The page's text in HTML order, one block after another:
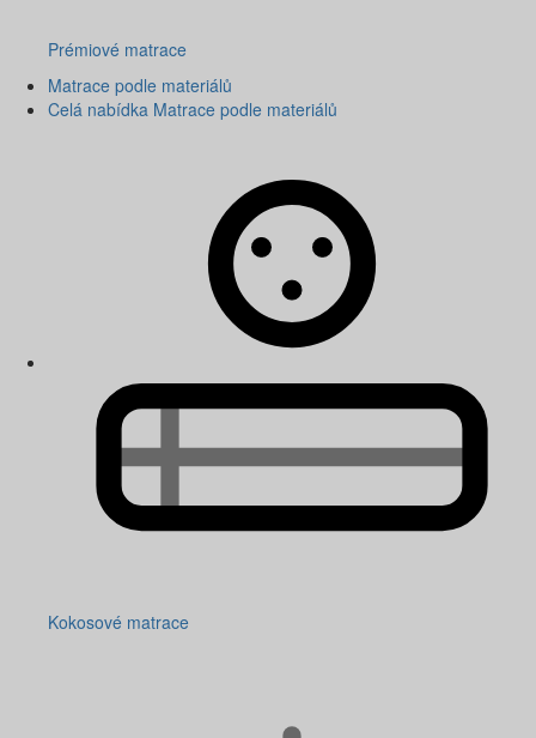
Prémiové matrace
Matrace podle materiálů
Celá nabídka Matrace podle materiálů
Kokosové matrace